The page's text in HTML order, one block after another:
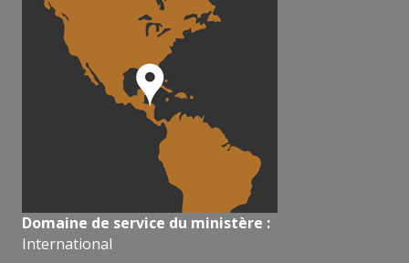
Domaine de service du ministère :
International